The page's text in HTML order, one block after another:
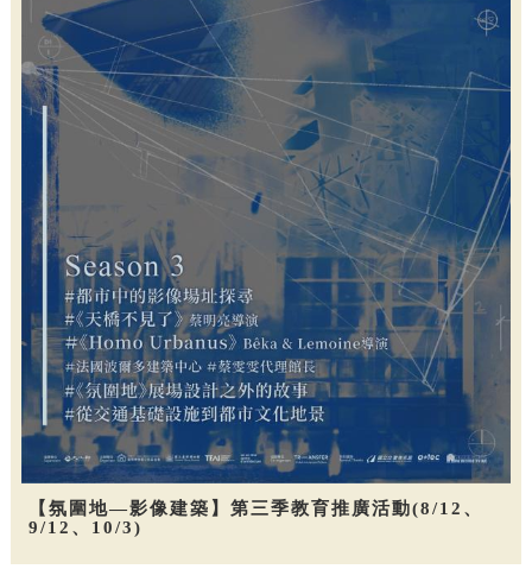
【氛圍地—影像建築】第三季教育推廣活動(8/12、
9/12、10/3)